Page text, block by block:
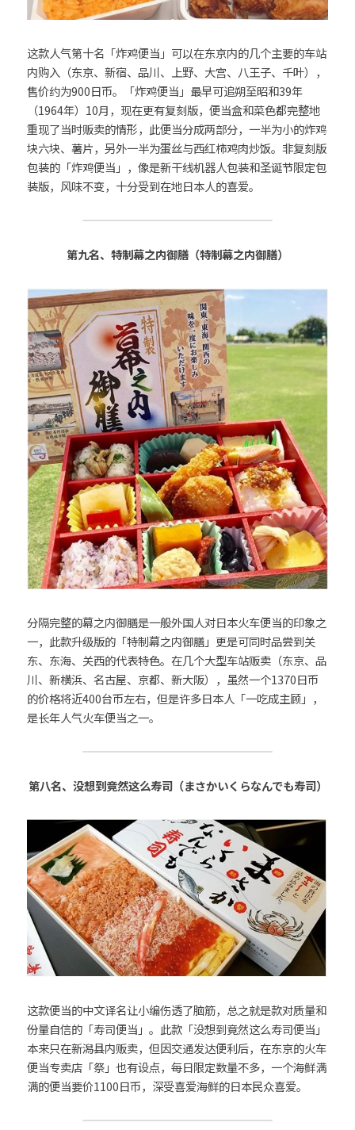
这款人气第十名「炸鸡便当」可以在东京内的几个主要的车站
内购入（东京、新宿、品川、上野、大宫、八王子、千叶），
售价约为900日币。「炸鸡便当」最早可追朔至昭和39年
（1964年）10月，现在更有复刻版，便当盒和菜色都完整地
重现了当时贩卖的情形，此便当分成两部分，一半为小的炸鸡
块六块、薯片，另外一半为蛋丝与西红柿鸡肉炒饭。非复刻版
包装的「炸鸡便当」，像是新干线机器人包装和圣诞节限定包
装版，风味不变，十分受到在地日本人的喜爱。
第九名、特制幕之内御膳（特制幕之内御膳）
分隔完整的幕之内御膳是一般外国人对日本火车便当的印象之
一，此款升级版的「特制幕之内御膳」更是可同时品尝到关
东、东海、关西的代表特色。在几个大型车站贩卖（东京、品
川、新横浜、名古屋、京都、新大阪），虽然一个1370日币
的价格将近400台币左右，但是许多日本人「一吃成主顾」，
是长年人气火车便当之一。
第八名、没想到竟然这么寿司（まさかいくらなんでも寿司）
这款便当的中文译名让小编伤透了脑筋，总之就是款对质量和
份量自信的「寿司便当」。此款「没想到竟然这么寿司便当」
本来只在新潟县内贩卖，但因交通发达便利后，在东京的火车
便当专卖店「祭」也有设点，每日限定数量不多，一个海鲜满
满的便当要价1100日币，深受喜爱海鲜的日本民众喜爱。